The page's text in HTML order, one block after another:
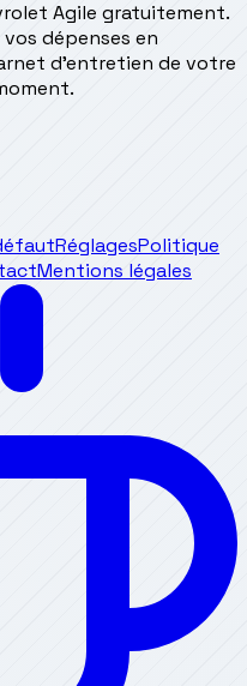
Agile gratuitement.
dépenses en
d'entretien de votre
RéglagesPolitique
Mentions légales